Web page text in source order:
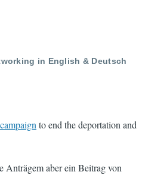
in English & Deutsch
to end the deportation and
aber ein Beitrag von